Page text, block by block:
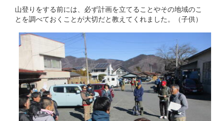
山登りをする前には、必ず計画を立てることやその地域のこ
とを調べておくことが大切だと教えてくれました。（子供）